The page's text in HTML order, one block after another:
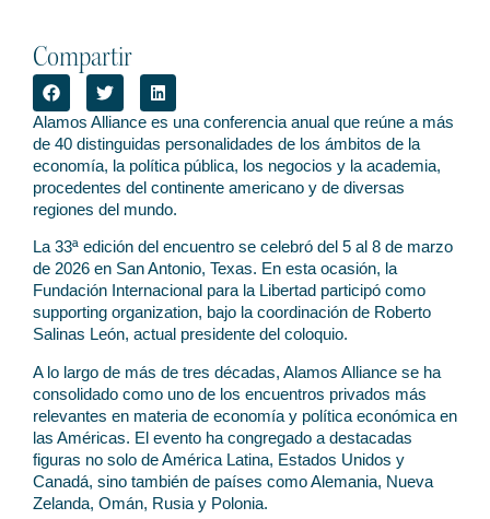
Compartir
Alamos Alliance es una conferencia anual que reúne a más
de 40 distinguidas personalidades de los ámbitos de la
economía, la política pública, los negocios y la academia,
procedentes del continente americano y de diversas
regiones del mundo.
La 33ª edición del encuentro se celebró del 5 al 8 de marzo
de 2026 en San Antonio, Texas. En esta ocasión, la
Fundación Internacional para la Libertad participó como
supporting organization, bajo la coordinación de Roberto
Salinas León, actual presidente del coloquio.
A lo largo de más de tres décadas, Alamos Alliance se ha
consolidado como uno de los encuentros privados más
relevantes en materia de economía y política económica en
las Américas. El evento ha congregado a destacadas
figuras no solo de América Latina, Estados Unidos y
Canadá, sino también de países como Alemania, Nueva
Zelanda, Omán, Rusia y Polonia.